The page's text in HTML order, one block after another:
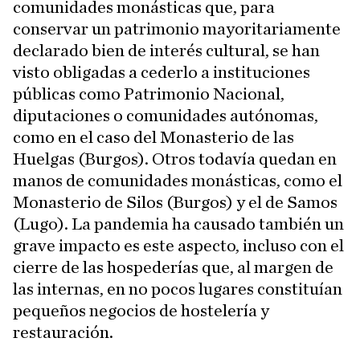
comunidades monásticas que, para
conservar un patrimonio mayoritariamente
declarado bien de interés cultural, se han
visto obligadas a cederlo a instituciones
públicas como Patrimonio Nacional,
diputaciones o comunidades autónomas,
como en el caso del Monasterio de las
Huelgas (Burgos). Otros todavía quedan en
manos de comunidades monásticas, como el
Monasterio de Silos (Burgos) y el de Samos
(Lugo). La pandemia ha causado también un
grave impacto es este aspecto, incluso con el
cierre de las hospederías que, al margen de
las internas, en no pocos lugares constituían
pequeños negocios de hostelería y
restauración.